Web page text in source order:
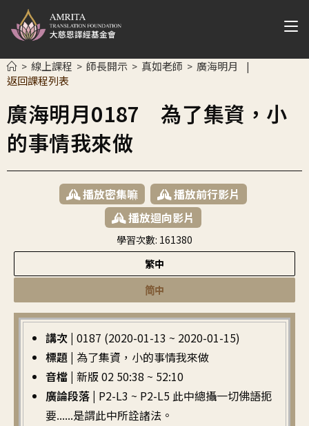
> 線上課程 > 師長開示 > 真如老師 > 廣海明月 |
返回課程列表
廣海明月0187 為了集資，小
的事情我來做
播放密集嘛
播放前行影片
播放迴向影片
學習次數: 161380
繁中
简中
講次 | 0187 (2020-01-13 ~ 2020-01-15)
標題 | 為了集資，小的事情我來做
音檔 | 新版 02 50:38 ~ 52:10
廣論段落 | P2-L3 ~ P2-L5 此中總攝一切佛語扼
要......是謂此中所詮諸法。